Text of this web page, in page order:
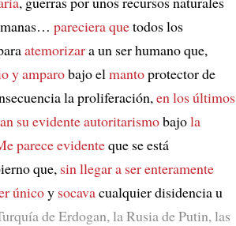
pareciera quetodos los
atemorizara un ser humano que,
y amparobajo el mantoprotector de
la proliferación, en los últimos
su evidente autoritarismobajola
parece evidenteque se está
que, sin llegar a ser enteramente
únicoy socavacualquier disidencia u
de Erdogan, la Rusia de Putin, las